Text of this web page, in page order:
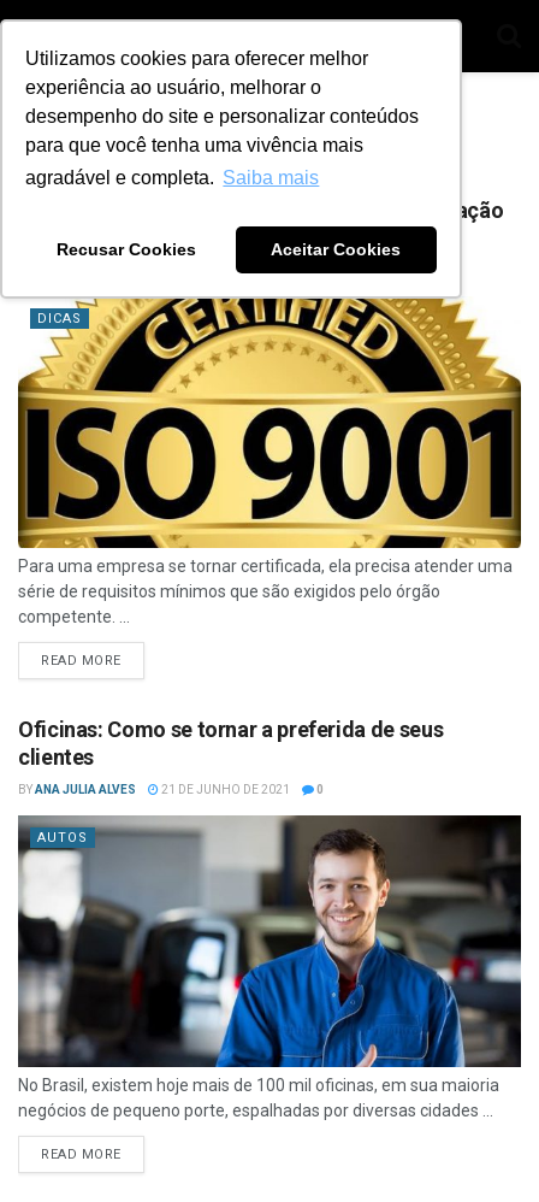
Utilizamos cookies para oferecer melhor
experiência ao usuário, melhorar o
desempenho do site e personalizar conteúdos
para que você tenha uma vivência mais
agradável e completa. Saiba mais
Recusar Cookies Aceitar Cookies
Home Tag Chiptronic
Tag:Chiptronic
ISO 9001: entenda as vantagens desta certificação
para sua oficina
6 DE DEZEMBRO DE 2023
DICAS
Para uma empresa se tornar certificada, ela precisa atender uma
série de requisitos mínimos que são exigidos pelo órgão
competente. ...
READ MORE
Oficinas: Como se tornar a preferida de seus
clientes
BYANA JULIA ALVES 21 DE JUNHO DE 2021 0
AUTOS
No Brasil, existem hoje mais de 100 mil oficinas, em sua maioria
negócios de pequeno porte, espalhadas por diversas cidades ...
READ MORE